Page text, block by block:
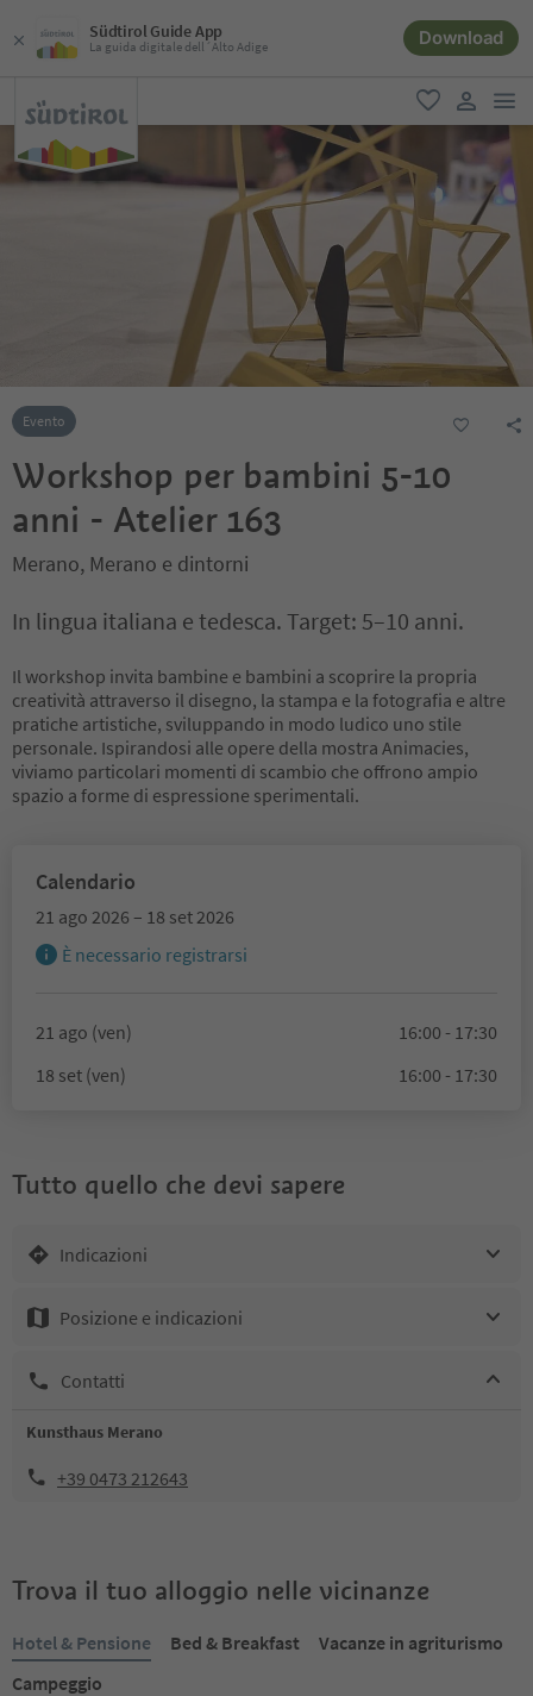
Südtirol Guide App
La guida digitale dell´Alto Adige Download
favoriti
user link
Evento
Workshop per bambini 5-10
anni - Atelier 163
Merano, Merano e dintorni
In lingua italiana e tedesca. Target: 5–10 anni.
Il workshop invita bambine e bambini a scoprire la propria
creatività attraverso il disegno, la stampa e la fotografia e altre
pratiche artistiche, sviluppando in modo ludico uno stile
personale. Ispirandosi alle opere della mostra Animacies,
viviamo particolari momenti di scambio che offrono ampio
spazio a forme di espressione sperimentali.
Calendario
21 ago 2026 – 18 set 2026
È necessario registrarsi
21 ago (ven)
16:00 - 17:30
18 set (ven)
16:00 - 17:30
Tutto quello che devi sapere
Indicazioni
Posizione e indicazioni
Contatti
Kunsthaus Merano
+39 0473 212643
Trova il tuo alloggio nelle vicinanze
Hotel & Pensione Bed & Breakfast
Vacanze in agriturismo
Campeggio